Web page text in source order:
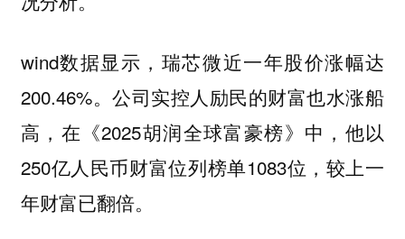
wind数据显示，瑞芯微近一年股价涨幅达
200.46%。公司实控人励民的财富也水涨船
高，在《2025胡润全球富豪榜》中，他以
250亿人民币财富位列榜单1083位，较上一
年财富已翻倍。